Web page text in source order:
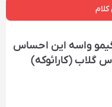
واسه این احساس
گلاب (کارائوکه)